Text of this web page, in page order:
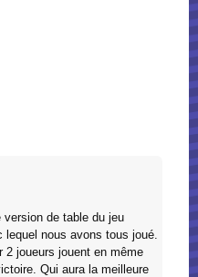
version de table du jeu
nous avons tous joué.
joueurs jouent en même
Qui aura la meilleure